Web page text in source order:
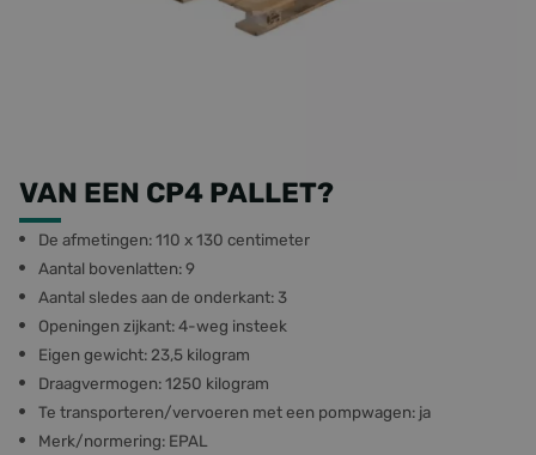
één van de negen verschillende chemie pallets binnen onze
branche. Lees verder voor meer informatie over de
VAN EEN CP4 PALLET?
De afmetingen: 110 x 130 centimeter
Aantal bovenlatten: 9
Aantal sledes aan de onderkant: 3
Openingen zijkant: 4-weg insteek
Eigen gewicht: 23,5 kilogram
Draagvermogen: 1250 kilogram
Te transporteren/vervoeren met een pompwagen: ja
Merk/normering: EPAL